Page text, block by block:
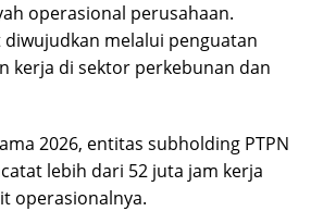
operasional perusahaan.
melalui penguatan
kerja di sektor perkebunan dan
2026, entitas subholding PTPN
lebih dari 52 juta jam kerja
operasionalnya.